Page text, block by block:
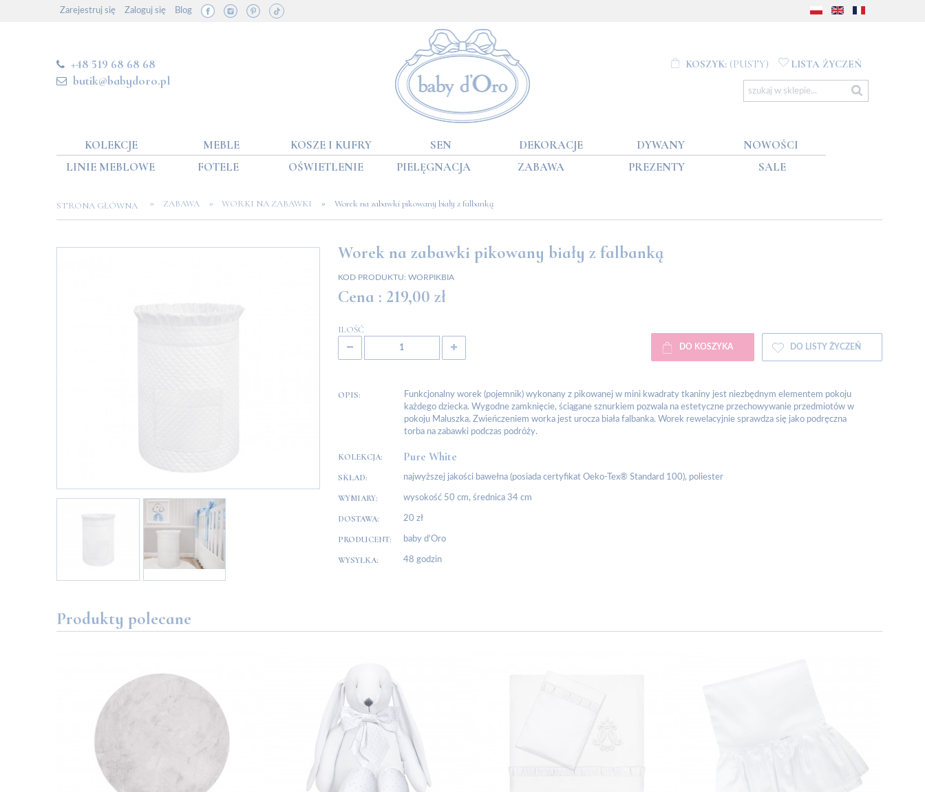
Zarejestruj się Zaloguj się Blog
+48 519 68 68 68
butik@babydoro.pl
KOSZYK: (PUSTY) LISTA ŻYCZEŃ
KOLEKCJE MEBLE KOSZE I KUFRY SEN DEKORACJE DYWANY
NOWOŚCI
LINIE MEBLOWE
FOTELE OŚWIETLENIE PIELĘGNACJA ZABAWA PREZENTY SALE
STRONA GŁÓWNA » ZABAWA » WORKI NA ZABAWKI » Worek na zabawki pikowany biały z falbanką
Worek na zabawki pikowany biały z falbanką
KOD PRODUKTU: WORPIKBIA
Cena : 219,00 zł
ILOŚĆ
DO KOSZYKA DO LISTY ŻYCZEŃ
OPIS:
Funkcjonalny worek (pojemnik) wykonany z pikowanej w mini kwadraty tkaniny jest niezbędnym elementem pokoju
każdego dziecka. Wygodne zamknięcie, ściągane sznurkiem pozwala na estetyczne przechowywanie przedmiotów w
pokoju Maluszka. Zwieńczeniem worka jest urocza biała falbanka. Worek rewelacyjnie sprawdza się jako podręczna
torba na zabawki podczas podróży.
KOLEKCJA: Pure White
SKŁAD: najwyższej jakości bawełna (posiada certyfikat Oeko-Tex® Standard 100), poliester
WYMIARY: wysokość 50 cm, średnica 34 cm
DOSTAWA: 20 zł
PRODUCENT: baby d’Oro
WYSYŁKA: 48 godzin
Produkty polecane